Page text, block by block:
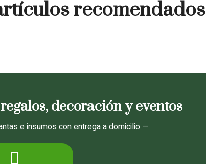
recomendados
decoración y eventos
e insumos con entrega a domicilio —